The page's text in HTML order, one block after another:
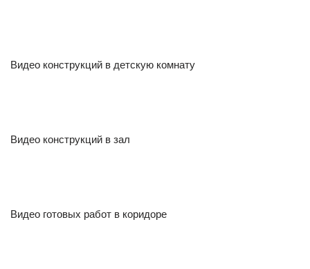
Видео конструкций в детскую комнату
Видео конструкций в зал
Видео готовых работ в коридоре